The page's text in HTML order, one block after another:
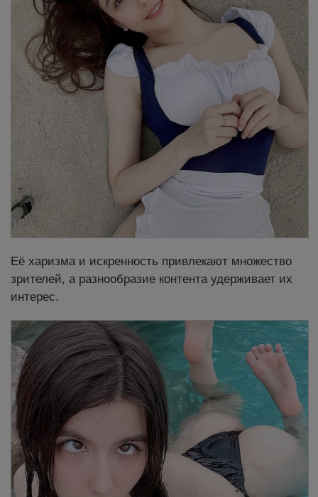
Её харизма и искренность привлекают множество
зрителей, а разнообразие контента удерживает их
интерес.